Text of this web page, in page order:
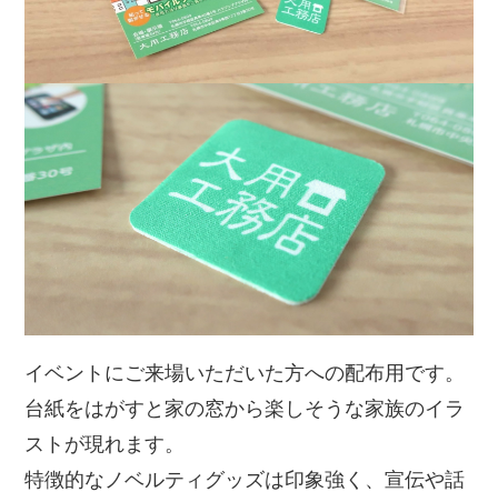
イベントにご来場いただいた方への配布用です。
台紙をはがすと家の窓から楽しそうな家族のイラ
ストが現れます。
特徴的なノベルティグッズは印象強く、宣伝や話